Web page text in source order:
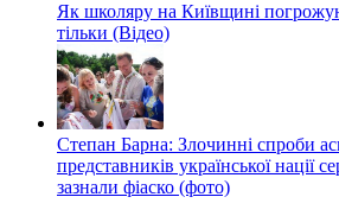
Як школяру на Київщині
тільки (Відео)
Степан Барна: Злочинні спроби
представників української нації
зазнали фіаско (фото)